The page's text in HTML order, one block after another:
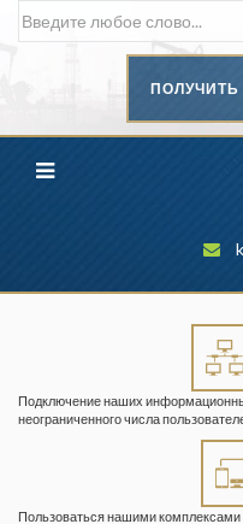
Подключение наших
неограниченного числа
Пользоваться нашими